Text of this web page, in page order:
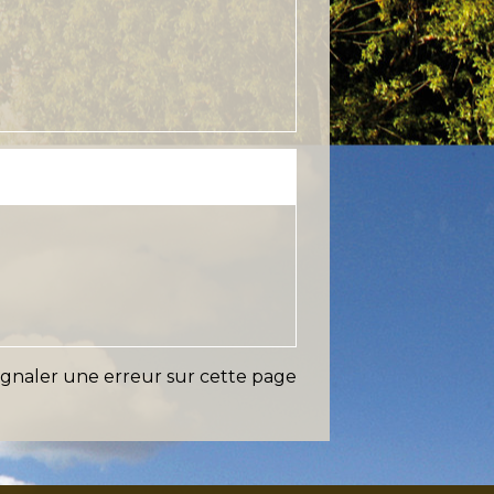
une erreur sur cette page